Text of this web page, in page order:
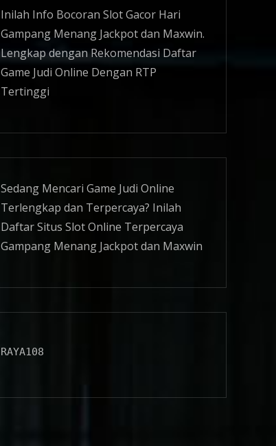
Inilah Info Bocoran Slot Gacor Hari
Gampang Menang Jackpot dan Maxwin.
Lengkap dengan Rekomendasi Daftar
Game Judi Online Dengan RTP
Tertinggi
Sedang Mencari Game Judi Online
Terlengkap dan Terpercaya? Inilah
Daftar Situs Slot Online Terpercaya
Gampang Menang Jackpot dan Maxwin
RAYA108